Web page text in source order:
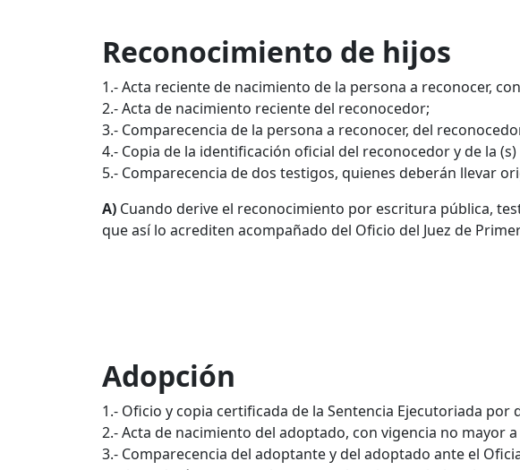
Reconocimiento de hijos
1.- Acta reciente de nacimiento de la persona a reconocer,
2.- Acta de nacimiento reciente del reconocedor;
3.- Comparecencia de la persona a reconocer, del
4.- Copia de la identificación oficial del reconocedor y de la
5.- Comparecencia de dos testigos, quienes deberán llevar
A) Cuando derive el reconocimiento por escritura pública,
que así lo acrediten acompañado del Oficio del Juez de
Adopción
1.- Oficio y copia certificada de la Sentencia Ejecutoriada
2.- Acta de nacimiento del adoptado, con vigencia no mayor
3.- Comparecencia del adoptante y del adoptado ante el